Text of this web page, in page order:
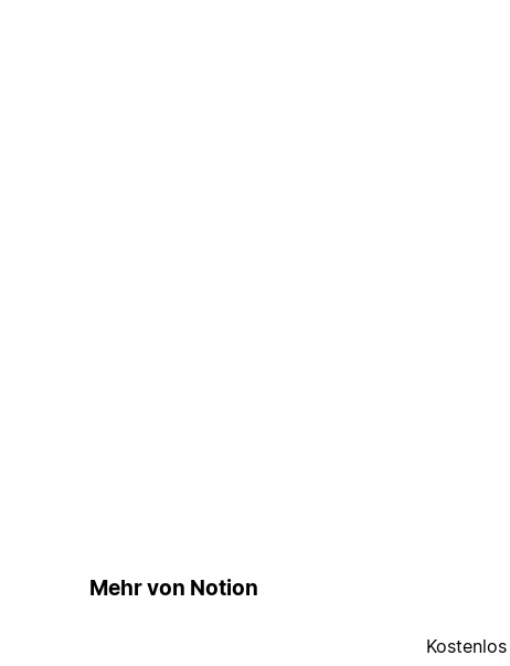
Mehr von Notion
Kostenlos